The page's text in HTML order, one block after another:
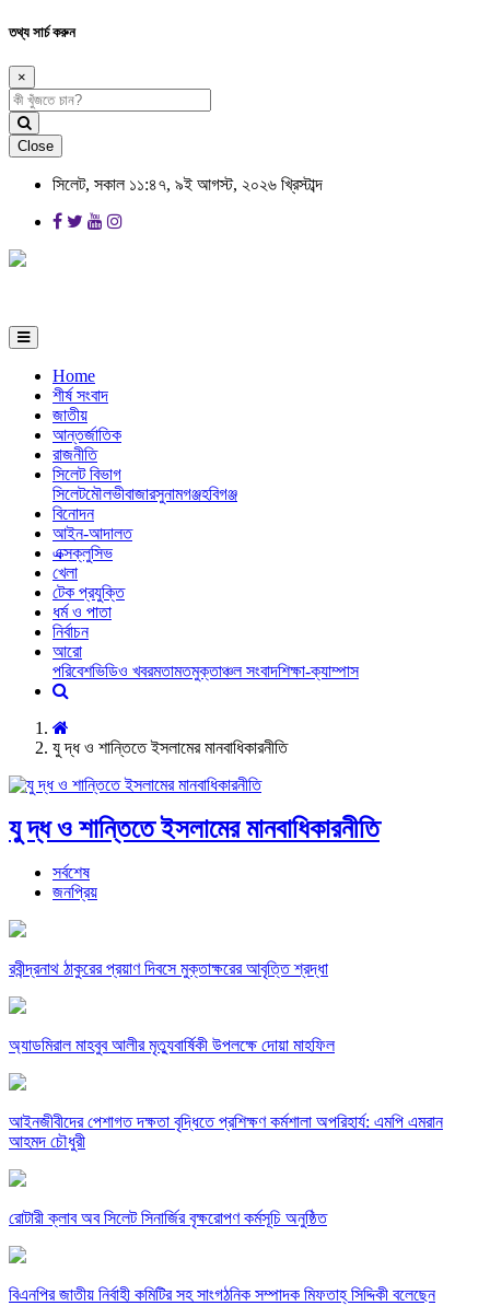
তথ্য সার্চ করুন
×
Close
সিলেট, সকাল ১১:৪৭, ৯ই আগস্ট, ২০২৬ খ্রিস্টাব্দ
Home
শীর্ষ সংবাদ
জাতীয়
আন্তর্জাতিক
রাজনীতি
সিলেট বিভাগ
সিলেটমৌলভীবাজারসুনামগঞ্জহবিগঞ্জ
বিনোদন
আইন-আদালত
এক্সক্লুসিভ
খেলা
টেক প্রযুক্তি
ধর্ম ও পাতা
নির্বাচন
আরো
পরিবেশভিডিও খবরমতামতমুক্তাঞ্চল সংবাদশিক্ষা-ক্যাম্পাস
যু দ্ধ ও শান্তিতে ইসলামের মানবাধিকারনীতি
যু দ্ধ ও শান্তিতে ইসলামের মানবাধিকারনীতি
সর্বশেষ
জনপ্রিয়
রবীন্দ্রনাথ ঠাকুরের প্রয়াণ দিবসে মুক্তাক্ষরের আবৃত্তি শ্রদ্ধা
অ্যাডমিরাল মাহবুব আলীর মৃত্যুবার্ষিকী উপলক্ষে দোয়া মাহফিল
‎আইনজীবীদের পেশাগত দক্ষতা বৃদ্ধিতে প্রশিক্ষণ কর্মশালা অপরিহার্য: এমপি এমরান
আহমদ চৌধুরী
রোটারী ক্লাব অব সিলেট সিনার্জির বৃক্ষরোপণ কর্মসূচি অনুষ্ঠিত
বিএনপির জাতীয় নির্বাহী কমিটির সহ সাংগঠনিক সম্পাদক মিফতাহ্ সিদ্দিকী বলেছেন